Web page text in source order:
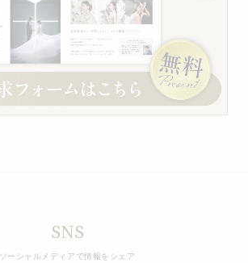
SNS
ソーシャルメディアで情報をシェア